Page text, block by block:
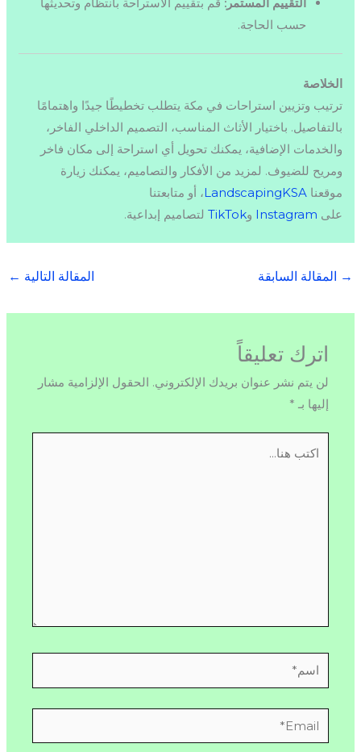
حسب الحاجة.
الخلاصة
ترتيب وتزيين استراحات في مكة يتطلب تخطيطًا جيدًا واهتمامًا
بالتفاصيل. باختيار الأثاث المناسب، التصميم الداخلي الفاخر،
والخدمات الإضافية، يمكنك تحويل أي استراحة إلى مكان فاخر
ومريح للضيوف. لمزيد من الأفكار والتصاميم، يمكنك زيارة
موقعنا LandscapingKSA، أو متابعتنا
على Instagram وTikTok لتصاميم إبداعية.
→ المقالة السابقة المقالة التالية ←
اترك تعليقاً
لن يتم نشر عنوان بريدك الإلكتروني. الحقول الإلزامية مشار
إليها بـ *
اسم*
Email*